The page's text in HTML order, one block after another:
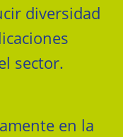
diversidad
sector.
en la